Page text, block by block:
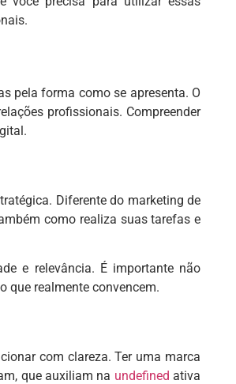
pela forma como se apresenta. O
profissionais. Compreender
Diferente do marketing de
como realiza suas tarefas e
e relevância. É importante não
que realmente convencem.
com clareza. Ter uma marca
que auxiliam na undefined ativa